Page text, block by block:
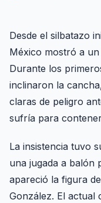
Desde el silbatazo
México mostró a
Durante los
inclinaron la
claras de peligro
sufría para
La insistencia tuvo
una jugada a balón
apareció la figura
González. El actual